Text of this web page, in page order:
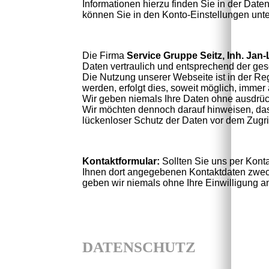
Informationen hierzu finden Sie in der
können Sie in den Konto-Einstellungen
Die Firma Service Gruppe Seitz, Inh.
Daten vertraulich und entsprechend der
Die Nutzung unserer Webseite ist in der
werden, erfolgt dies, soweit möglich,
Wir geben niemals Ihre Daten ohne
Wir möchten dennoch darauf hinweisen,
lückenloser Schutz der Daten vor dem
Kontaktformular: Sollten Sie uns per
Ihnen dort angegebenen Kontaktdaten
geben wir niemals ohne Ihre Einwilligung
DATENSCHUTZ